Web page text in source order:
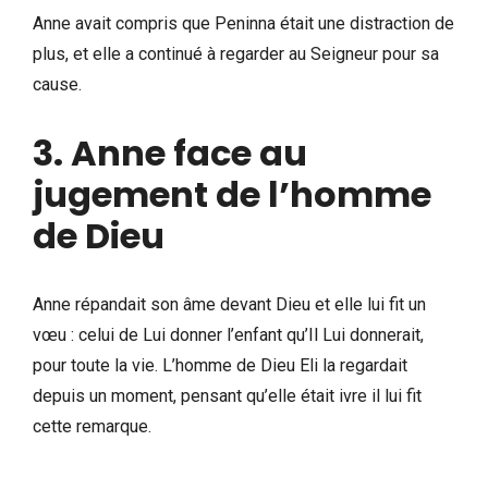
Anne avait compris que Peninna était une distraction de
plus, et elle a continué à regarder au Seigneur pour sa
cause.
3. Anne face au
jugement de l’homme
de Dieu
Anne répandait son âme devant Dieu et elle lui fit un
vœu : celui de Lui donner l’enfant qu’Il Lui donnerait,
pour toute la vie. L’homme de Dieu Eli la regardait
depuis un moment, pensant qu’elle était ivre il lui fit
cette remarque.